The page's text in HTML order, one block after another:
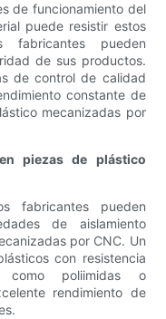
de funcionamiento del
puede resistir estos
fabricantes pueden
de sus productos.
de control de calidad
constante de
mecanizadas por
piezas de plástico
fabricantes pueden
de aislamiento
por CNC. Un
con resistencia
como poliimidas o
rendimiento de